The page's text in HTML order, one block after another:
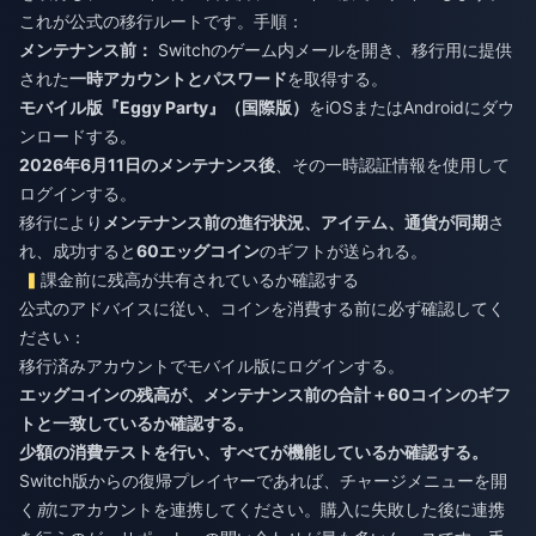
これが公式の移行ルートです。手順：
メンテナンス前： Switchのゲーム内メールを開き、移行用に提供
された一時アカウントとパスワードを取得する。
モバイル版『Eggy Party』（国際版） をiOSまたはAndroidにダウ
ンロードする。
2026年6月11日のメンテナンス後 、その一時認証情報を使用して
ログインする。
移行により メンテナンス前の進行状況、アイテム、通貨が同期さ
れ、成功すると60エッグコインのギフトが送られる。
課金前に残高が共有されているか確認する
公式のアドバイスに従い、コインを消費する前に必ず確認してく
ださい：
移行済みアカウントでモバイル版にログインする。
エッグコインの残高が、メンテナンス前の合計＋60コインのギフ
トと一致しているか確認する。
少額の消費テストを行い、すべてが機能しているか確認する。
Switch版からの復帰プレイヤーであれば、チャージメニューを開
く 前にアカウントを連携してください。購入に失敗した後に連携